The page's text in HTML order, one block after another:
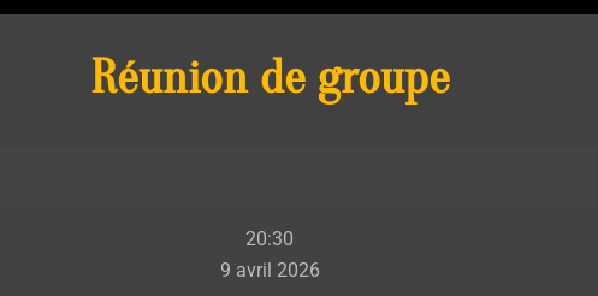
Réunion de groupe
de
groupe
20:30
9 avril 2026